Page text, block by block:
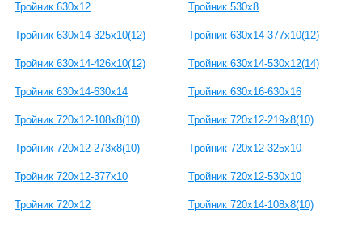
Тройник 630х12 Тройник 530х8
Тройник 630х14-325х10(12) Тройник 630х14-377х10(12)
Тройник 630х14-426x10(12) Тройник 630х14-530x12(14)
Тройник 630x14-630х14 Тройник 630x16-630х16
Тройник 720x12-108x8(10) Тройник 720x12-219х8(10)
Тройник 720x12-273x8(10) Тройник 720x12-325x10
Тройник 720x12-377x10 Тройник 720x12-530x10
Тройник 720х12 Тройник 720x14-108x8(10)